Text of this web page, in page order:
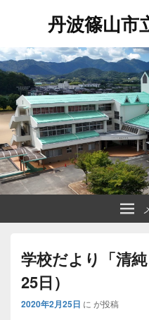
丹波篠山
学校だより「清
25日）
2020年2月25日 に が投稿